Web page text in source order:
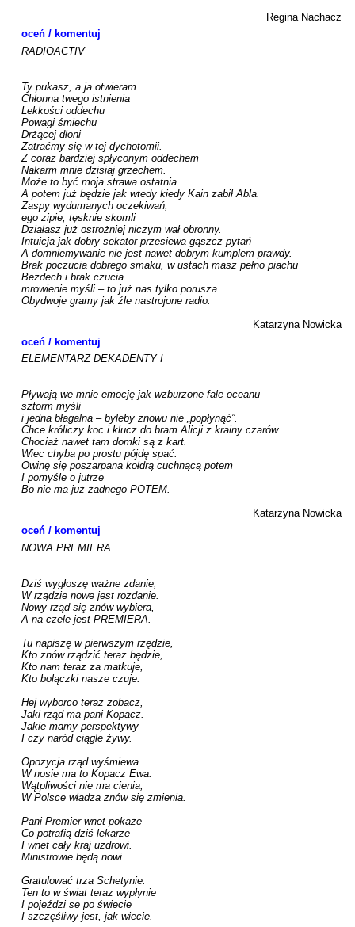
Regina Nachacz
oceń / komentuj
RADIOACTIV
Ty pukasz, a ja otwieram.
Chłonna twego istnienia
Lekkości oddechu
Powagi śmiechu
Drżącej dłoni
Zatraćmy się w tej dychotomii.
Z coraz bardziej spłyconym oddechem
Nakarm mnie dzisiaj grzechem.
Może to być moja strawa ostatnia
A potem już będzie jak wtedy kiedy Kain zabił Abla.
Zaspy wydumanych oczekiwań,
ego zipie, tęsknie skomli
Działasz już ostrożniej niczym wał obronny.
Intuicja jak dobry sekator przesiewa gąszcz pytań
A domniemywanie nie jest nawet dobrym kumplem prawdy.
Brak poczucia dobrego smaku, w ustach masz pełno piachu
Bezdech i brak czucia
mrowienie myśli – to już nas tylko porusza
Obydwoje gramy jak źle nastrojone radio.
Katarzyna Nowicka
oceń / komentuj
ELEMENTARZ DEKADENTY I
Pływają we mnie emocję jak wzburzone fale oceanu
sztorm myśli
i jedna błagalna – byleby znowu nie „popłynąć”.
Chce króliczy koc i klucz do bram Alicji z krainy czarów.
Chociaż nawet tam domki są z kart.
Wiec chyba po prostu pójdę spać.
Owinę się poszarpana kołdrą cuchnącą potem
I pomyśle o jutrze
Bo nie ma już żadnego POTEM.
Katarzyna Nowicka
oceń / komentuj
NOWA PREMIERA
Dziś wygłoszę ważne zdanie,
W rządzie nowe jest rozdanie.
Nowy rząd się znów wybiera,
A na czele jest PREMIERA.
Tu napiszę w pierwszym rzędzie,
Kto znów rządzić teraz będzie,
Kto nam teraz za matkuje,
Kto bolączki nasze czuje.
Hej wyborco teraz zobacz,
Jaki rząd ma pani Kopacz.
Jakie mamy perspektywy
I czy naród ciągle żywy.
Opozycja rząd wyśmiewa.
W nosie ma to Kopacz Ewa.
Wątpliwości nie ma cienia,
W Polsce władza znów się zmienia.
Pani Premier wnet pokaże
Co potrafią dziś lekarze
I wnet cały kraj uzdrowi.
Ministrowie będą nowi.
Gratulować trza Schetynie.
Ten to w świat teraz wypłynie
I pojeździ se po świecie
I szczęśliwy jest, jak wiecie.